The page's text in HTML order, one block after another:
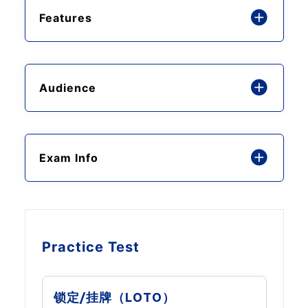
Features
Audience
Exam Info
Practice Test
锁定/挂牌（LOTO）